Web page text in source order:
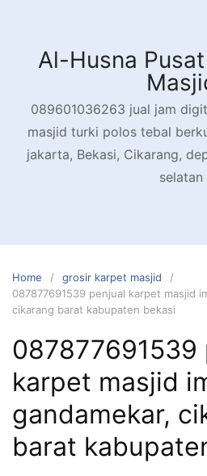
contentAl-Husna
089601036263 jual jam
masjid turki polos tebal
jakarta, Bekasi, Cikarang,
selatan
Home
grosir karpet masjid
087877691539 penjual karpet masjid
cikarang barat kabupaten bekasi
087877691539
karpet masjid
gandamekar,
barat